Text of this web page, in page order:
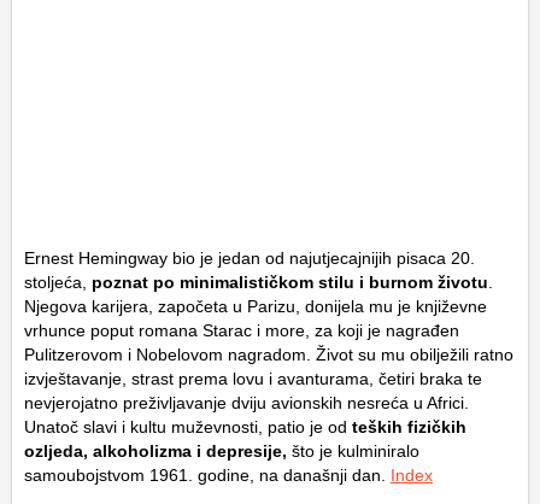
Ernest Hemingway bio je jedan od najutjecajnijih pisaca 20.
stoljeća, poznat po minimalističkom stilu i burnom životu.
Njegova karijera, započeta u Parizu, donijela mu je književne
vrhunce poput romana Starac i more, za koji je nagrađen
Pulitzerovom i Nobelovom nagradom. Život su mu obilježili ratno
izvještavanje, strast prema lovu i avanturama, četiri braka te
nevjerojatno preživljavanje dviju avionskih nesreća u Africi.
Unatoč slavi i kultu muževnosti, patio je od teških fizičkih
ozljeda, alkoholizma i depresije, što je kulminiralo
samoubojstvom 1961. godine, na današnji dan. Index